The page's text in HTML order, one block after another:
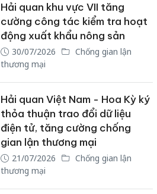
Hải quan khu vực VII tăng
cường công tác kiểm tra hoạt
động xuất khẩu nông sản
30/07/2026
Chống gian lận
thương mại
Hải quan Việt Nam - Hoa Kỳ ký
thỏa thuận trao đổi dữ liệu
điện tử, tăng cường chống
gian lận thương mại
21/07/2026
Chống gian lận
thương mại